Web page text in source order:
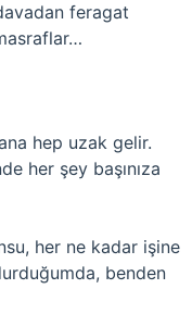
feragat
hep uzak gelir.
her şey başınıza
her ne kadar işine
benden